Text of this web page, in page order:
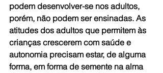
podem desenvolver-se nos adultos,
porém, não podem ser ensinadas. As
atitudes dos adultos que permitem às
crianças crescerem com saúde e
autonomia precisam estar, de alguma
forma, em forma de semente na alma